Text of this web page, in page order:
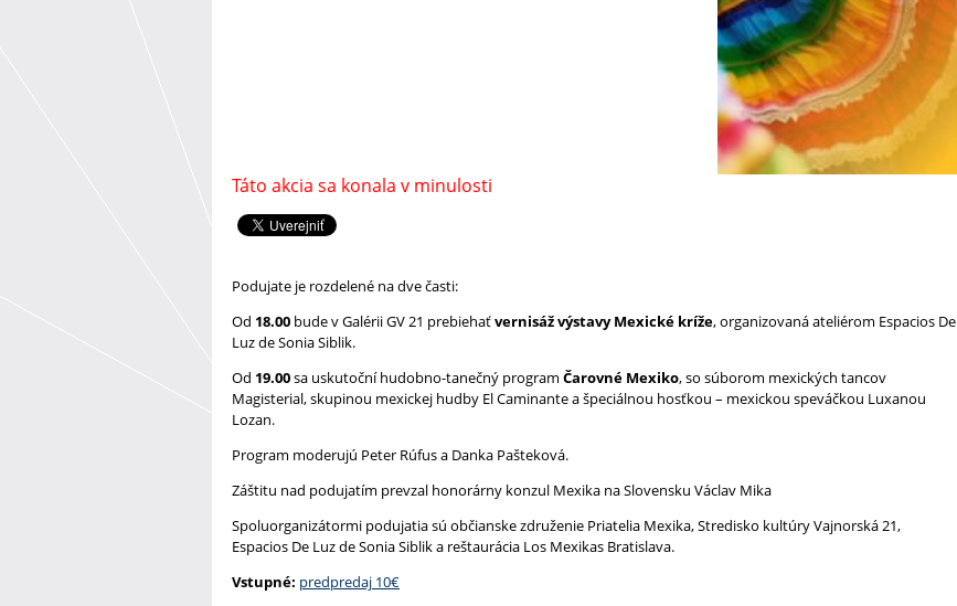
Táto akcia sa konala v minulosti
Podujate je rozdelené na dve časti:
Od 18.00 bude v Galérii GV 21 prebiehaťvernisáž výstavy Mexické kríže, organizovaná ateliérom Espacios De
Luz de Sonia Siblik.
Od 19.00sa uskutoční hudobno-tanečný program Čarovné Mexiko, so súborom mexických tancov
Magisterial, skupinou mexickej hudby El Caminante a špeciálnou hosťkou – mexickou speváčkou Luxanou
Lozan.
Program moderujú Peter Rúfus a Danka Pašteková.
Záštitu nad podujatím prevzal honorárny konzul Mexika na Slovensku Václav Mika
Spoluorganizátormi podujatia sú občianske združenie Priatelia Mexika, Stredisko kultúry Vajnorská 21,
Espacios De Luz de Sonia Siblik a reštaurácia Los Mexikas Bratislava.
Vstupné: predpredaj 10€